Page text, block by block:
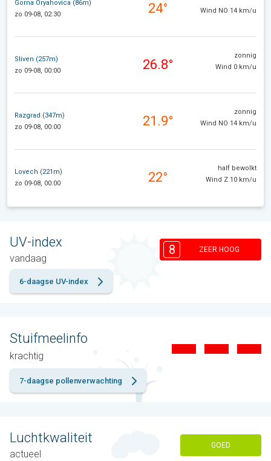
Gorna Oryahovica (86m)
zo 09-08, 02:30
24°
Wind NO 14 km/u
Sliven (257m)
zo 09-08, 00:00
26.8°
zonnig
Wind 0 km/u
Razgrad (347m)
zo 09-08, 00:00
21.9°
zonnig
Wind NO 14 km/u
Lovech (221m)
zo 09-08, 00:00
22°
half bewolkt
Wind Z 10 km/u
UV-index
vandaag
8 ZEER HOOG
6-daagse UV-index
Stuifmeelinfo
krachtig
7-daagse pollenverwachting
Luchtkwaliteit
actueel
GOED